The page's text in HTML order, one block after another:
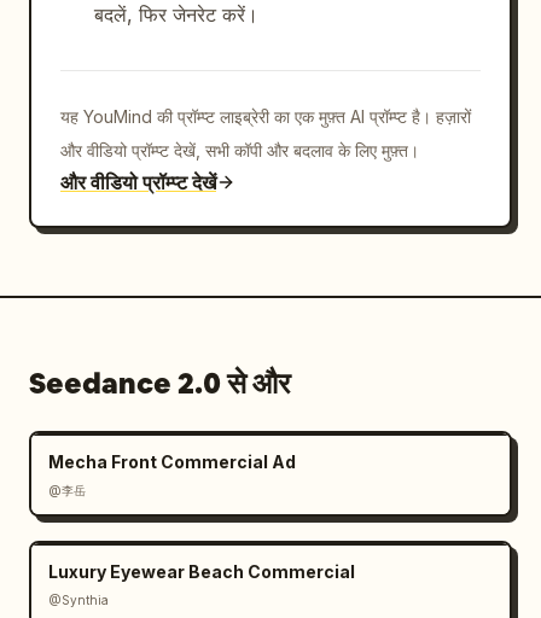
बदलें, फिर जेनरेट करें।
यह YouMind की प्रॉम्प्ट लाइब्रेरी का एक मुफ़्त AI प्रॉम्प्ट है। हज़ारों
और वीडियो प्रॉम्प्ट देखें, सभी कॉपी और बदलाव के लिए मुफ़्त।
और वीडियो प्रॉम्प्ट देखें
Seedance 2.0 से और
Mecha Front Commercial Ad
@李岳
Luxury Eyewear Beach Commercial
@Synthia